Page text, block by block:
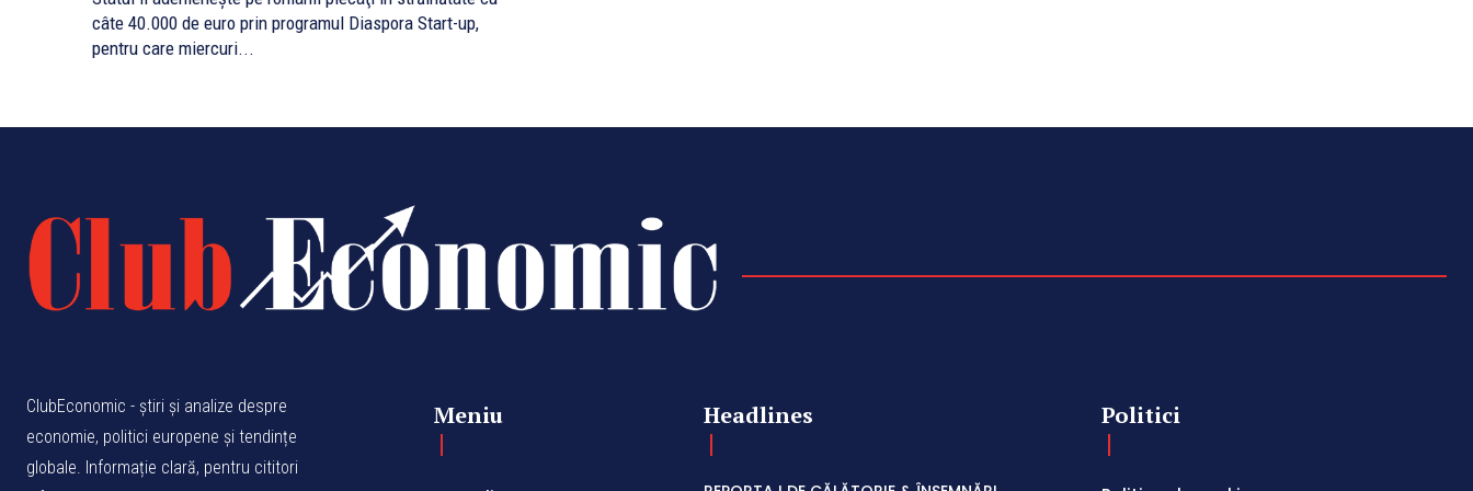
câte 40.000 de euro prin programul Diaspora Start-up,
pentru care miercuri...
ClubEconomic - știri și analize despre
economie, politici europene și tendințe
globale. Informație clară, pentru cititori
Meniu Headlines Politici